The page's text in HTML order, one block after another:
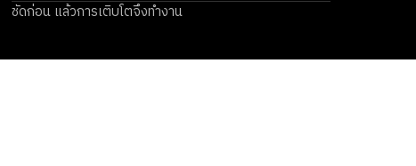
ชัดก่อน แล้วการเติบโตจึงทำงาน